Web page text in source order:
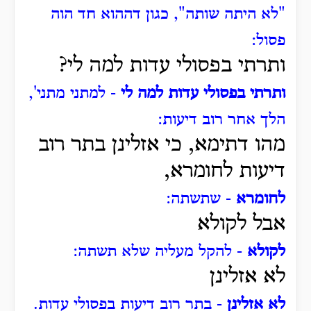
"לא היתה שותה", כגון דההוא חד הוה
פסול:
ותרתי בפסולי עדות למה לי?
ותרתי בפסולי עדות למה לי - למתני מתני',
הלך אחר רוב דיעות:
מהו דתימא, כי אזלינן בתר רוב
דיעות לחומרא,
לחומרא - שתשתה:
אבל לקולא
לקולא - להקל מעליה שלא תשתה:
לא אזלינן
לא אזלינן - בתר רוב דיעות בפסולי עדות.